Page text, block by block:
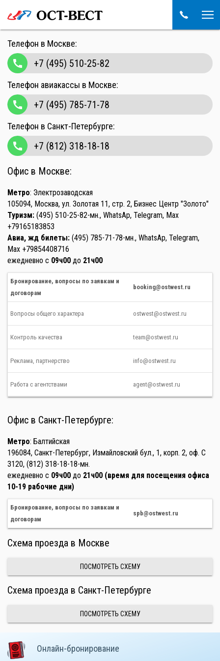
Телефон в Москве:
call +7 (495) 510-25-82
Телефон авиакассы в Москве:
call +7 (495) 785-71-78
Телефон в Санкт-Петербурге:
call +7 (812) 318-18-18
Офис в Москве:
Метро: Электрозаводская
105094, Москва, ул. Золотая 11, стр. 2, Бизнес Центр "Золото"
Туризм: (495) 510-25-82-мн., WhatsAp, Telegram, Max
+79165183853
Авиа, жд билеты: (495) 785-71-78-мн., WhatsAp, Telegram,
Max +79854408716
ежедневно с 09ч00 до 21ч00
Бронирование, вопросы по заявкам и
договорам
booking@ostwest.ru
Вопросы общего характера ostwest@ostwest.ru
Контроль качества team@ostwest.ru
Реклама, партнерство info@ostwest.ru
Работа с агентствами agent@ostwest.ru
Офис в Санкт-Петербурге:
Метро: Балтийская
196084, Санкт-Петербург, Измайловский бул., 1, корп. 2, оф. С
3120, (812) 318-18-18-мн.
ежедневно с 09ч00 до 21ч00 (время для посещения офиса
10-19 рабочие дни)
Бронирование, вопросы по заявкам и
договорам
spb@ostwest.ru
Схема проезда в Москве
ПОСМОТРЕТЬ СХЕМУ
Схема проезда в Санкт-Петербурге
ПОСМОТРЕТЬ СХЕМУ
Онлайн-бронирование